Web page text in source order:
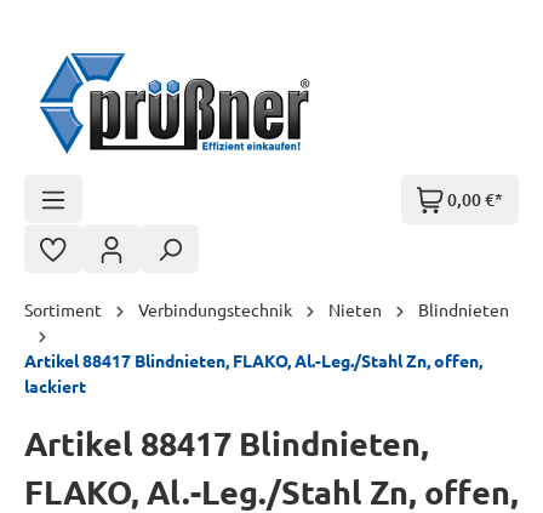
0,00 €*
Sortiment Verbindungstechnik Nieten Blindnieten
Artikel 88417 Blindnieten, FLAKO, Al.-Leg./Stahl Zn, offen,
lackiert
Artikel 88417 Blindnieten,
FLAKO, Al.-Leg./Stahl Zn, offen,